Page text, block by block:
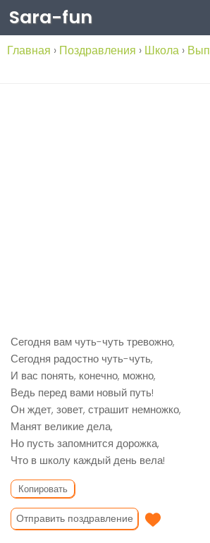
Skip to content
Sara-fun
Главная › Поздравления › Школа ›
Сегодня вам чуть-чуть тревожно,
Сегодня радостно чуть-чуть,
И вас понять, конечно, можно,
Ведь перед вами новый путь!
Он ждет, зовет, страшит немножко,
Манят великие дела,
Но пусть запомнится дорожка,
Что в школу каждый день вела!
Копировать
Отправить поздравление